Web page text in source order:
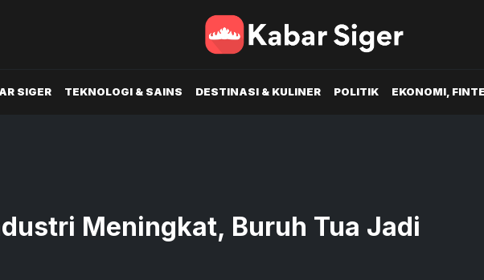
SIGER TEKNOLOGI & SAINS DESTINASI & KULINER POLITIK EKONOMI,
Meningkat, Buruh Tua Jadi